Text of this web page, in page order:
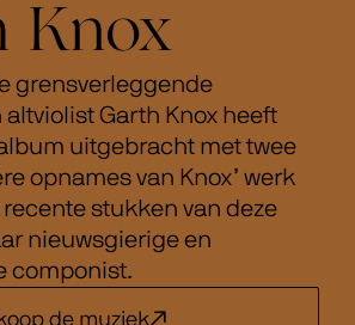
Knox
grensverleggende
Garth Knox heeft
uitgebracht met twee
opnames van Knox’ werk
stukken van deze
nieuwsgierige en
componist.
de muziek